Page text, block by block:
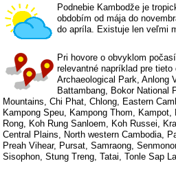
Podnebie Kambodže je
obdobím od mája do
do apríla. Existuje len veľmi
Pri hovore o obvyklom
relevantné napríklad pre
Archaeological Park, Anlong
Battambang, Bokor National
Mountains, Chi Phat, Chlong, Eastern
Kampong Speu, Kampong Thom,
Rong, Koh Rung Sanloem, Koh Russei,
Central Plains, North western Cambodia,
Preah Vihear, Pursat, Samraong,
Sisophon, Stung Treng, Tatai, Tonle Sap